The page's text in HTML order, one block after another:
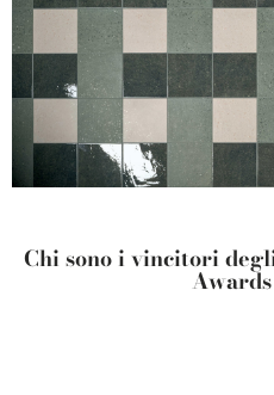
Chi sono i vincitori